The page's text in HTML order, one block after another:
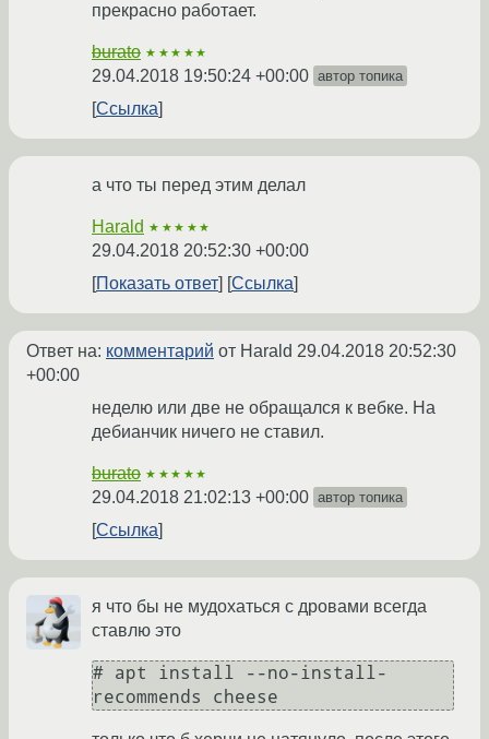
прекрасно работает.
burato ★★★★★
29.04.2018 19:50:24 +00:00 автор топика
Ссылка
а что ты перед этим делал
Harald ★★★★★
29.04.2018 20:52:30 +00:00
Показать ответ
Ссылка
Ответ на: комментарий от Harald 29.04.2018 20:52:30
+00:00
неделю или две не обращался к вебке. На
дебианчик ничего не ставил.
burato ★★★★★
29.04.2018 21:02:13 +00:00 автор топика
Ссылка
я что бы не мудохаться с дровами всегда
ставлю это
# apt install --no-install-
recommends cheese